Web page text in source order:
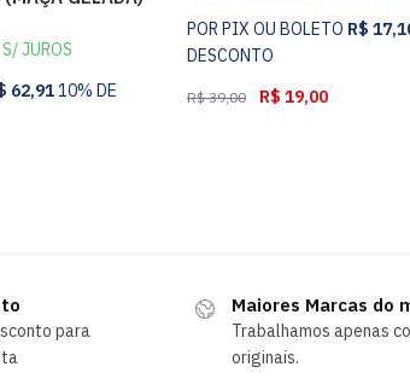
S/ JUROS
62,9110% DE
POR PIX OU BOLETO R$
DESCONTO
R$39,00 R$ 19,00
para
Maiores Marcas do
Trabalhamos apenas
originais.